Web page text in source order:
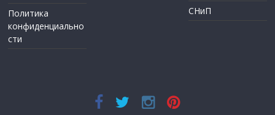
Политика
конфиденциально
сти
СНиП